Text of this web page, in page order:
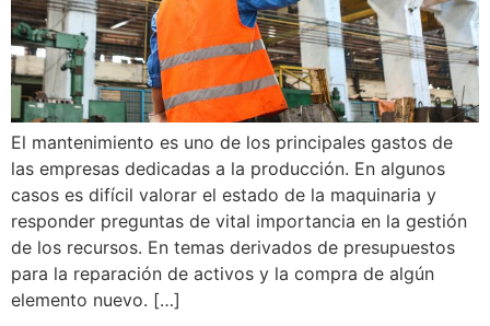
El mantenimiento es uno de los principales gastos de
las empresas dedicadas a la producción. En algunos
casos es difícil valorar el estado de la maquinaria y
responder preguntas de vital importancia en la gestión
de los recursos. En temas derivados de presupuestos
para la reparación de activos y la compra de algún
elemento nuevo. […]